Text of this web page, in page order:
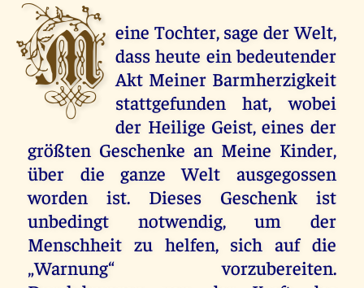
M eine Tochter, sage der Welt,
dass heute ein bedeutender
Akt Meiner Barmherzigkeit
stattgefunden hat, wobei
der Heilige Geist, eines der
größten Geschenke an Meine Kinder,
über die ganze Welt ausgegossen
worden ist. Dieses Geschenk ist
unbedingt notwendig, um der
Menschheit zu helfen, sich auf die
„Warnung“ vorzubereiten.